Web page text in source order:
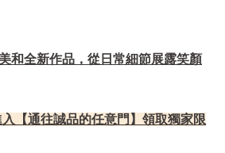
和全新作品，從日常細節展露笑顏
【通往誠品的任意門】領取獨家限